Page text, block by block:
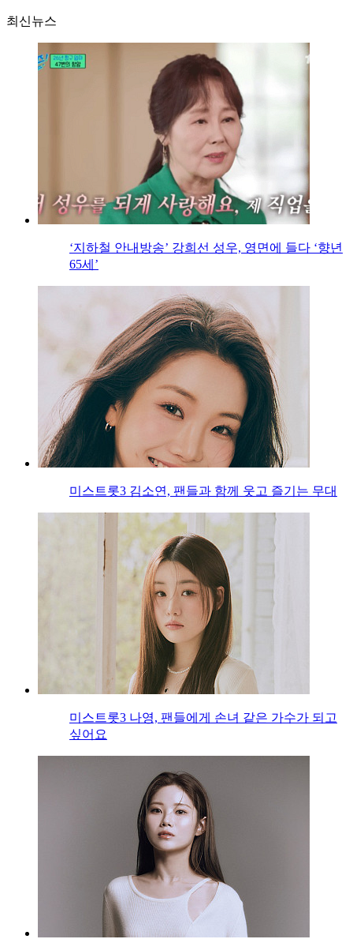
최신뉴스
‘지하철 안내방송’ 강희선 성우, 영면에 들다 ‘향년
65세’
미스트롯3 김소연, 팬들과 함께 웃고 즐기는 무대
미스트롯3 나영, 팬들에게 손녀 같은 가수가 되고
싶어요